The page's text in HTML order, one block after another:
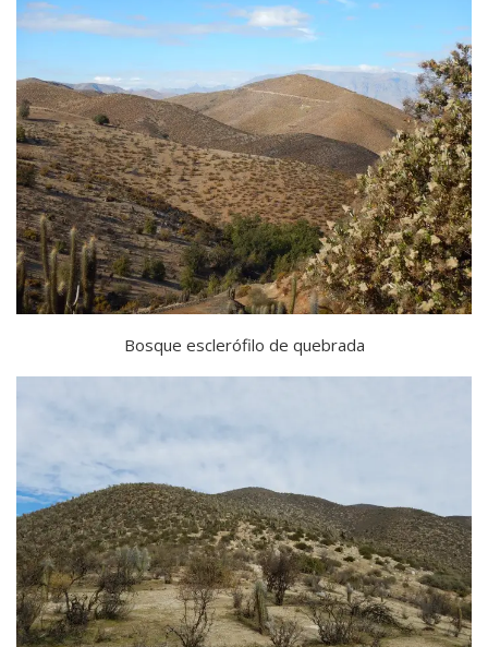
Bosque esclerófilo de quebrada